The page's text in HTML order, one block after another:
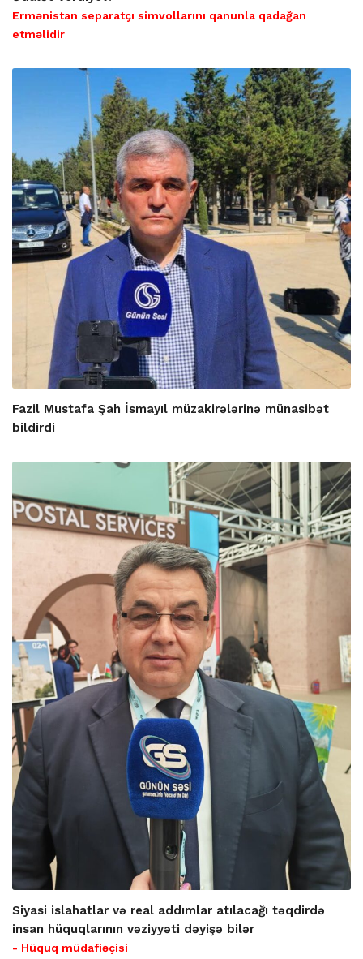
Ermənistan separatçı simvollarını qanunla qadağan
etməlidir
Fazil Mustafa Şah İsmayıl müzakirələrinə münasibət
bildirdi
Siyasi islahatlar və real addımlar atılacağı təqdirdə
insan hüquqlarının vəziyyəti dəyişə bilər
- Hüquq müdafiəçisi